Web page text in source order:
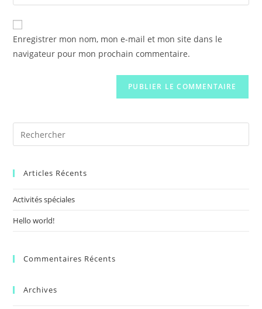
comment
comment
l’URL
de
votre
(facultatif)
Enregistrer mon nom, mon e-mail et mon site dans le
navigateur pour mon prochain commentaire.
Articles Récents
Activités spéciales
Hello world!
Commentaires Récents
Archives